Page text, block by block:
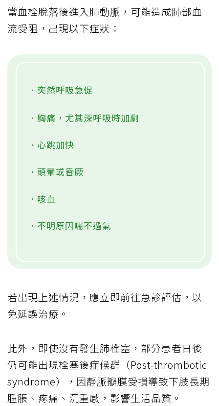
當血栓脫落後進入肺動脈，可能造成肺部血
流受阻，出現以下症狀：
．突然呼吸急促
．胸痛，尤其深呼吸時加劇
．心跳加快
．頭暈或昏厥
．咳血
．不明原因喘不過氣
若出現上述情況，應立即前往急診評估，以
免延誤治療。
此外，即使沒有發生肺栓塞，部分患者日後
仍可能出現栓塞後症候群（Post-thrombotic
syndrome），因靜脈瓣膜受損導致下肢長期
腫脹、疼痛、沉重感，影響生活品質。